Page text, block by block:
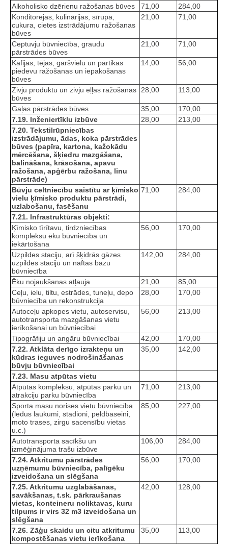
Alkoholisko dzērienu ražošanas būves 71,00
284,00
Konditorejas, kulinārijas, sīrupa,
cukura, cietes izstrādājumu ražošanas
būves
21,00 71,00
Ceptuvju būvniecība, graudu
pārstrādes būves
21,00 71,00
Kafijas, tējas, garšvielu un pārtikas
piedevu ražošanas un iepakošanas
būves
14,00 56,00
Zivju produktu un zivju eļļas ražošanas
būves
28,00 113,00
Gaļas pārstrādes būves 35,00
170,00
7.19. Inženiertīklu izbūve
28,00
213,00
7.20. Tekstilrūpniecības
izstrādājumu, ādas, koka pārstrādes
būves (papīra, kartona, kažokādu
mērcēšana, šķiedru mazgāšana,
balināšana, krāsošana, apavu
ražošana, apģērbu ražošana, linu
pārstrāde)
Būvju celtniecību saistītu ar ķīmisko
vielu ķīmisko produktu pārstrādi,
uzlabošanu, fasēšanu
71,00 284,00
7.21. Infrastruktūras objekti:
Ķīmisko tīrītavu, tirdzniecības
kompleksu ēku būvniecība un
iekārtošana
56,00 170,00
Uzpildes staciju, arī šķidrās gāzes
uzpildes staciju un naftas bāzu
būvniecība
142,00 284,00
Ēku nojaukšanas atļauja 21,00
85,00
Ceļu, ielu, tiltu, estrādes, tuneļu, depo
būvniecība un rekonstrukcija
28,00 170,00
Autoceļu apkopes vietu, autoservisu,
autotransporta mazgāšanas vietu
ierīkošanai un būvniecībai
56,00 213,00
Tipogrāfiju un angāru būvniecībai 42,00
170,00
7.22. Atklāta derīgo izrakteņu un
kūdras ieguves nodrošināšanas
būvju būvniecībai
35,00 142,00
7.23. Masu atpūtas vietu
Atpūtas kompleksu, atpūtas parku un
atrakciju parku būvniecība
71,00 213,00
Sporta masu norises vietu būvniecība
(ledus laukumi, stadioni, peldbaseini,
moto trases, zirgu sacensību vietas
u.c.)
85,00 227,00
Autotransporta sacīkšu un
izmēģinājuma trašu izbūve
106,00 284,00
7.24. Atkritumu pārstrādes
uzņēmumu būvniecība, palīgēku
izveidošana un slēgšana
56,00 170,00
7.25. Atkritumu uzglabāšanas,
savākšanas, t.sk. pārkraušanas
vietas, konteineru noliktavas, kuru
tilpums ir virs 32 m3 izveidošana un
slēgšana
42,00 128,00
7.26. Zāģu skaidu un citu atkritumu
kompostēšanas vietu ierīkošana
35,00 113,00